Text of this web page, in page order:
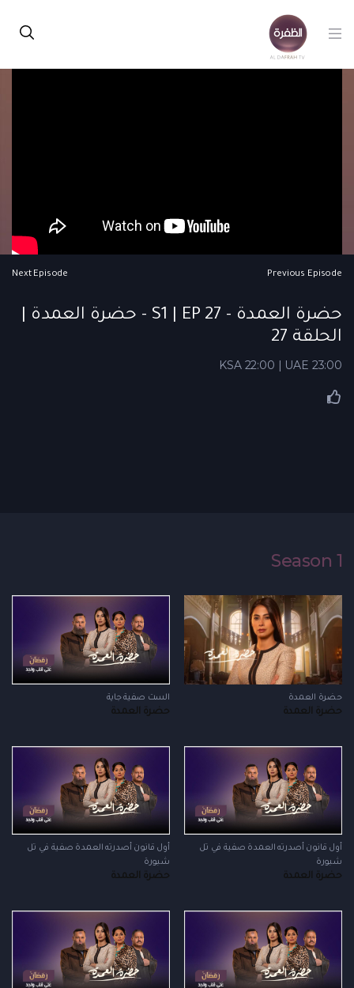
Previous Episode
Next Episode
حضرة العمدة - S1 | EP 27 - حضرة العمدة |
الحلقة 27
KSA 22:00 | UAE 23:00
Season 1
حضرة العمدة
حضرة العمدة
الست صفية جاية
حضرة العمدة
أول قانون أصدرته العمدة صفية في تل
شبورة
حضرة العمدة
أول قانون أصدرته العمدة صفية في تل
شبورة
حضرة العمدة